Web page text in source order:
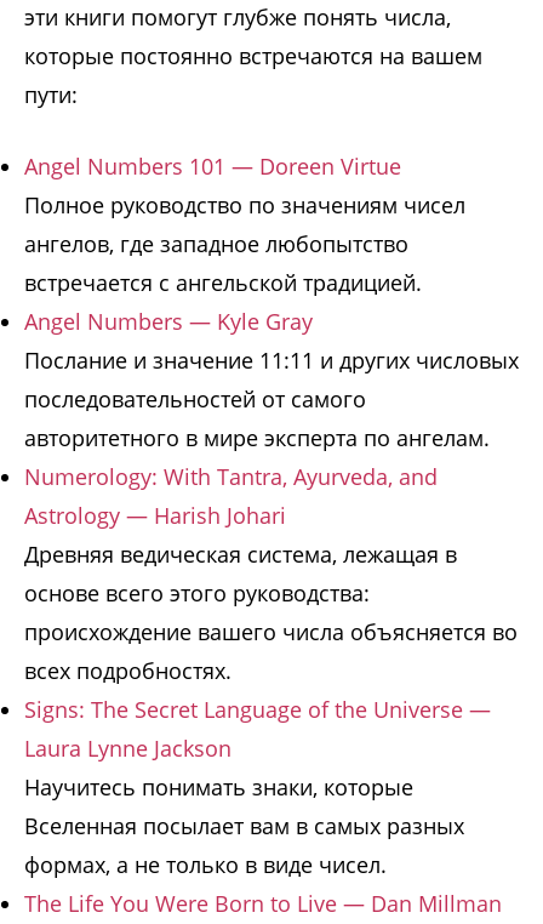
эти книги помогут глубже понять числа,
которые постоянно встречаются на вашем
пути:
Angel Numbers 101 — Doreen Virtue
Полное руководство по значениям чисел
ангелов, где западное любопытство
встречается с ангельской традицией.
Angel Numbers — Kyle Gray
Послание и значение 11:11 и других числовых
последовательностей от самого
авторитетного в мире эксперта по ангелам.
Numerology: With Tantra, Ayurveda, and
Astrology — Harish Johari
Древняя ведическая система, лежащая в
основе всего этого руководства:
происхождение вашего числа объясняется во
всех подробностях.
Signs: The Secret Language of the Universe —
Laura Lynne Jackson
Научитесь понимать знаки, которые
Вселенная посылает вам в самых разных
формах, а не только в виде чисел.
The Life You Were Born to Live — Dan Millman